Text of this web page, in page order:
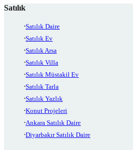
Satılık
Satılık Daire
Satılık Ev
Satılık Arsa
Satılık Villa
Satılık Müstakil Ev
Satılık Tarla
Satılık Yazlık
Konut Projeleri
Ankara Satılık Daire
Diyarbakır Satılık Daire